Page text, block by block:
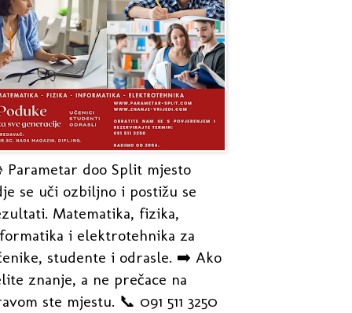
Parametar doo Split mjesto
se uči ozbiljno i postižu se
Matematika, fizika,
i elektrotehnika za
studente i odrasle. ➡️ Ako
znanje, a ne prečace na
ste mjestu. 📞 091 511 3250